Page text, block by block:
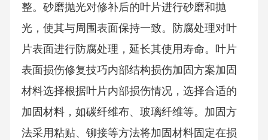
整。砂磨抛光对修补后的叶片进行砂磨和抛
光，使其与周围表面保持一致。防腐处理对叶
片表面进行防腐处理，延长其使用寿命。叶片
表面损伤修复技巧内部结构损伤加固方案加固
材料选择根据叶片内部损伤情况，选择合适的
加固材料，如碳纤维布、玻璃纤维等。加固方
法采用粘贴、铆接等方法将加固材料固定在损